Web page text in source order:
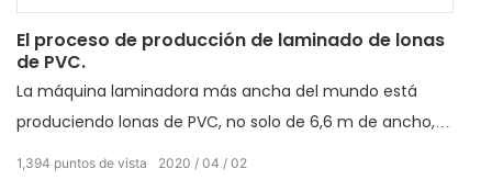
El proceso de producción de laminado de lonas
de PVC.
La máquina laminadora más ancha del mundo está
produciendo lonas de PVC, no solo de 6,6 m de ancho,
2020 04 02
1,394 puntos de vista